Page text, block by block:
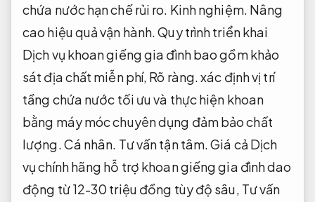
chứa nước hạn chế rủi ro. Kinh nghiệm. Nâng
cao hiệu quả vận hành.Quy trình triển khai
Dịch vụ khoan giếng gia đình bao gồm khảo
sát địa chất miễn phí, Rõ ràng.xác định vị trí
tầng chứa nước tối ưu và thực hiện khoan
bằng máy móc chuyên dụng đảm bảo chất
lượng.Cá nhân. Tư vấn tận tâm.Giá cả Dịch
vụ chính hãng hỗ trợ khoan giếng gia đình dao
động từ 12-30 triệu đồng tùy độ sâu, Tư vấn